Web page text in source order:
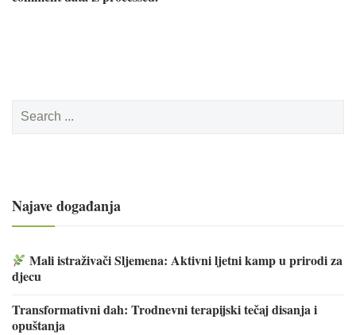
Search
for:
Najave događanja
Mali istraživači Sljemena: Aktivni ljetni kamp u prirodi za
djecu
Transformativni dah: Trodnevni terapijski tečaj disanja i
opuštanja